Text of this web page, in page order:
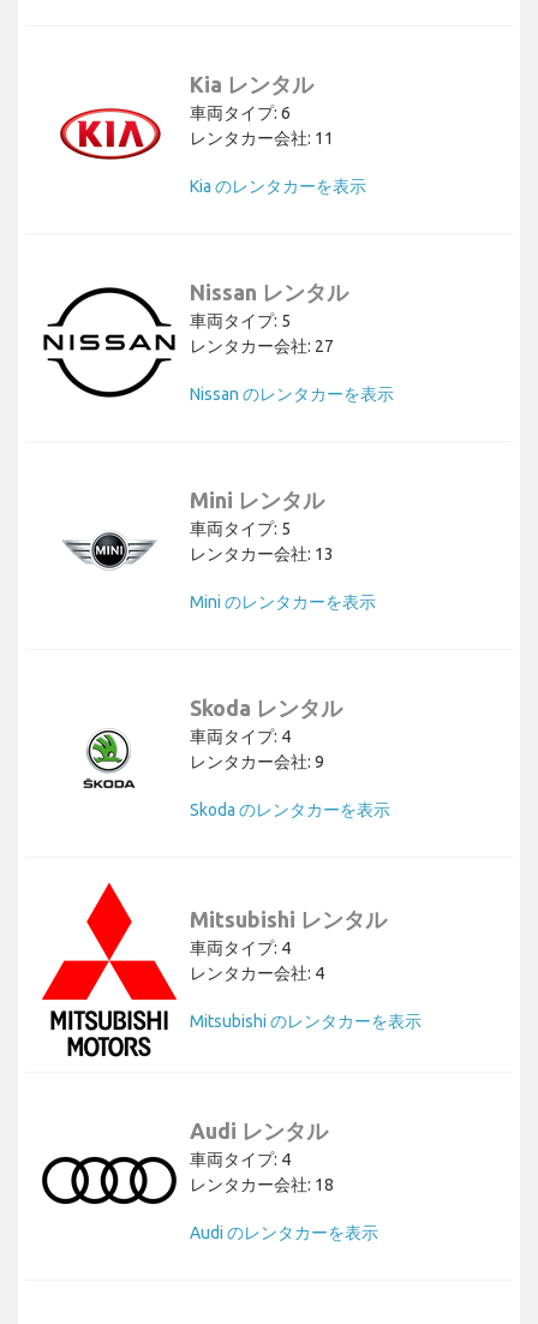
Kia レンタル
車両タイプ: 6
レンタカー会社: 11
Kia のレンタカーを表示
Nissan レンタル
車両タイプ: 5
レンタカー会社: 27
Nissan のレンタカーを表示
Mini レンタル
車両タイプ: 5
レンタカー会社: 13
Mini のレンタカーを表示
Skoda レンタル
車両タイプ: 4
レンタカー会社: 9
Skoda のレンタカーを表示
Mitsubishi レンタル
車両タイプ: 4
レンタカー会社: 4
Mitsubishi のレンタカーを表示
Audi レンタル
車両タイプ: 4
レンタカー会社: 18
Audi のレンタカーを表示